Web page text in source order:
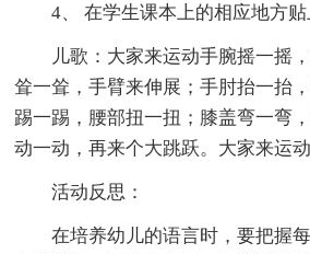
4、 在学生课本上的相应地方贴
儿歌：大家来运动手腕摇一摇
耸一耸，手臂来伸展；手肘抬一抬
踢一踢，腰部扭一扭；膝盖弯一弯
动一动，再来个大跳跃。大家来运
活动反思：
在培养幼儿的语言时，要把握